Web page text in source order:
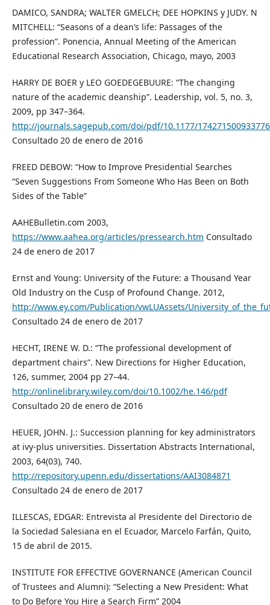
DAMICO, SANDRA; WALTER GMELCH; DEE HOPKINS y JUDY. N
MITCHELL: “Seasons of a dean’s life: Passages of the
profession”. Ponencia, Annual Meeting of the American
Educational Research Association, Chicago, mayo, 2003
HARRY DE BOER y LEO GOEDEGEBUURE: “The changing
nature of the academic deanship”. Leadership, vol. 5, no. 3,
2009, pp 347–364.
http://journals.sagepub.com/doi/pdf/10.1177/
Consultado 20 de enero de 2016
FREED DEBOW: “How to Improve Presidential Searches
“Seven Suggestions From Someone Who Has Been on Both
Sides of the Table”
AAHEBulletin.com 2003,
https://www.aahea.org/articles/pressearch.htm Consultado
24 de enero de 2017
Ernst and Young: University of the Future: a Thousand Year
Old Industry on the Cusp of Profound Change. 2012,
http://www.ey.com/Publication/vwLUAssets/
Consultado 24 de enero de 2017
HECHT, IRENE W. D.: “The professional development of
department chairs”. New Directions for Higher Education,
126, summer, 2004 pp 27–44.
http://onlinelibrary.wiley.com/doi/10.1002/he.146/pdf
Consultado 20 de enero de 2016
HEUER, JOHN. J.: Succession planning for key administrators
at ivy-plus universities. Dissertation Abstracts International,
2003, 64(03), 740.
http://repository.upenn.edu/dissertations/AAI3084871
Consultado 24 de enero de 2017
ILLESCAS, EDGAR: Entrevista al Presidente del Directorio de
la Sociedad Salesiana en el Ecuador, Marcelo Farfán, Quito,
15 de abril de 2015.
INSTITUTE FOR EFFECTIVE GOVERNANCE (American Council
of Trustees and Alumni): “Selecting a New President: What
to Do Before You Hire a Search Firm” 2004